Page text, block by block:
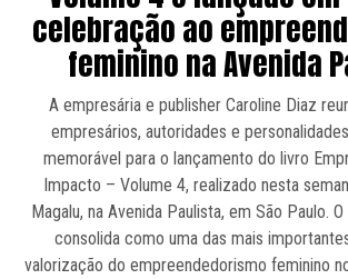
celebração ao
feminino na Avenida
A empresária e publisher Caroline Diaz
empresários, autoridades e
memorável para o lançamento do livro
Impacto – Volume 4, realizado nesta
Magalu, na Avenida Paulista, em São Paulo.
consolida como uma das mais
valorização do empreendedorismo feminino